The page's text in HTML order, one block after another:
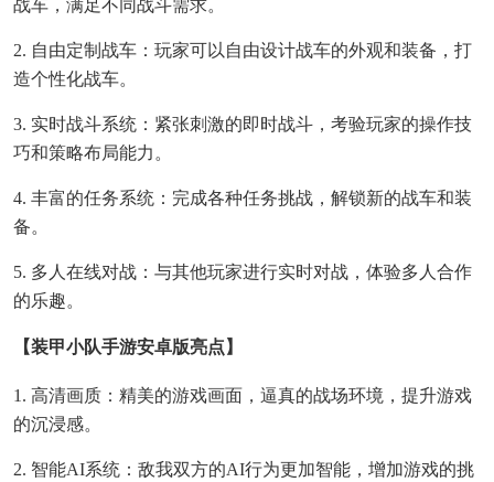
战车，满足不同战斗需求。
2. 自由定制战车：玩家可以自由设计战车的外观和装备，打
造个性化战车。
3. 实时战斗系统：紧张刺激的即时战斗，考验玩家的操作技
巧和策略布局能力。
4. 丰富的任务系统：完成各种任务挑战，解锁新的战车和装
备。
5. 多人在线对战：与其他玩家进行实时对战，体验多人合作
的乐趣。
【装甲小队手游安卓版亮点】
1. 高清画质：精美的游戏画面，逼真的战场环境，提升游戏
的沉浸感。
2. 智能AI系统：敌我双方的AI行为更加智能，增加游戏的挑